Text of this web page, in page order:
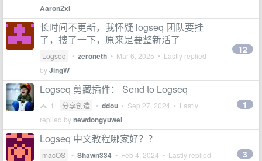
AaronZxl
长时间不更新，我怀疑 logseq 团队要挂
了，搜了一下，原来是要整新活了
Logseq • zeroneth • Mar 6, 2025 • Lastly replied
byJingW
12
Logseq 剪藏插件： Send to Logseq
1 分享创造 • ddou • Sep 27, 2024 • Lastly
replied bynewdongyuwei
1
Logseq 中文教程哪家好？？
macOS • Shawn334 • Feb 4, 2024 • Lastly replied
3